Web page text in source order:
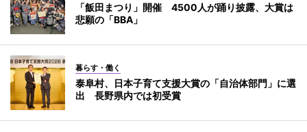
「飯田まつり」開催 4500人が踊り披露、大賞は
悲願の「BBA」
暮らす・働く
泰阜村、日本子育て支援大賞の「自治体部門」に選
出 長野県内では初受賞